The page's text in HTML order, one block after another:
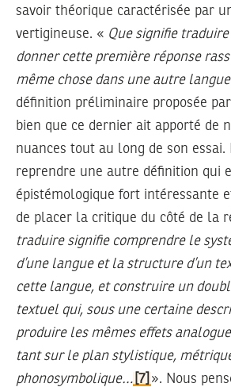
savoir théorique caractérisée par
vertigineuse. « Que signifie
donner cette première réponse
même chose dans une autre langue
définition préliminaire proposée
bien que ce dernier ait apporté de
nuances tout au long de son
reprendre une autre définition qui
épistémologique fort intéressante
de placer la critique du côté de la
traduire signifie comprendre le
d’une langue et la structure d’un
cette langue, et construire un
textuel qui, sous une certaine
produire les mêmes effets
tant sur le plan stylistique,
phonosymbolique… [7] ». Nous